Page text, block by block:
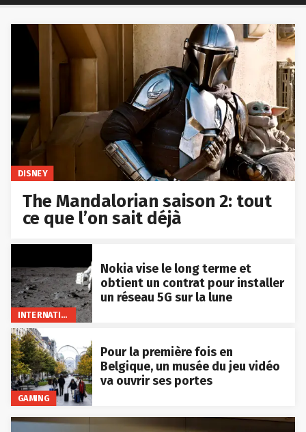
DISNEY
The Mandalorian saison 2: tout
ce que l’on sait déjà
INTERNATIONAL
Nokia vise le long terme et
obtient un contrat pour installer
un réseau 5G sur la lune
GAMING
Pour la première fois en
Belgique, un musée du jeu vidéo
va ouvrir ses portes